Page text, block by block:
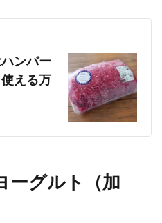
ンバー
える万
ーグルト（加